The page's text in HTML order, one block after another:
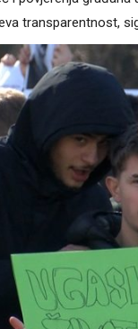
transparentnost,